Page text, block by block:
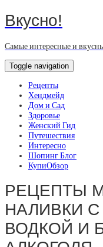
Вкусно!
Самые интересные и
Toggle navigation
Рецепты
Хендмейд
Дом и Сад
Здоровье
Женский Гид
Путешествия
Интересно
Шопинг Блог
КупиОбзор
РЕЦЕПТЫ
НАЛИВКИ
ВОДКОЙ И